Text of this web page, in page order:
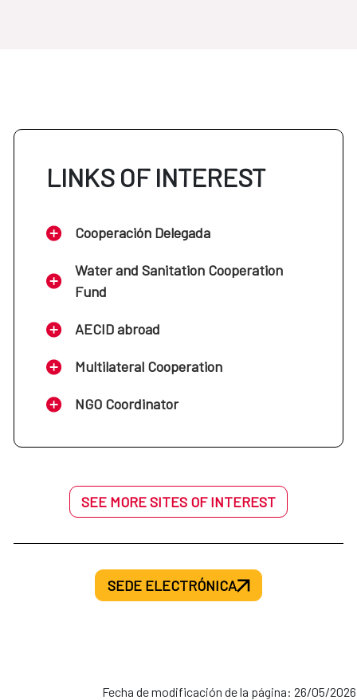
LINKS OF INTEREST
Cooperación Delegada
Water and Sanitation Cooperation
Fund
AECID abroad
Multilateral Cooperation
NGO Coordinator
SEE MORE SITES OF INTEREST
SEDE ELECTRÓNICA
Fecha de modificación de la página: 26/05/2026